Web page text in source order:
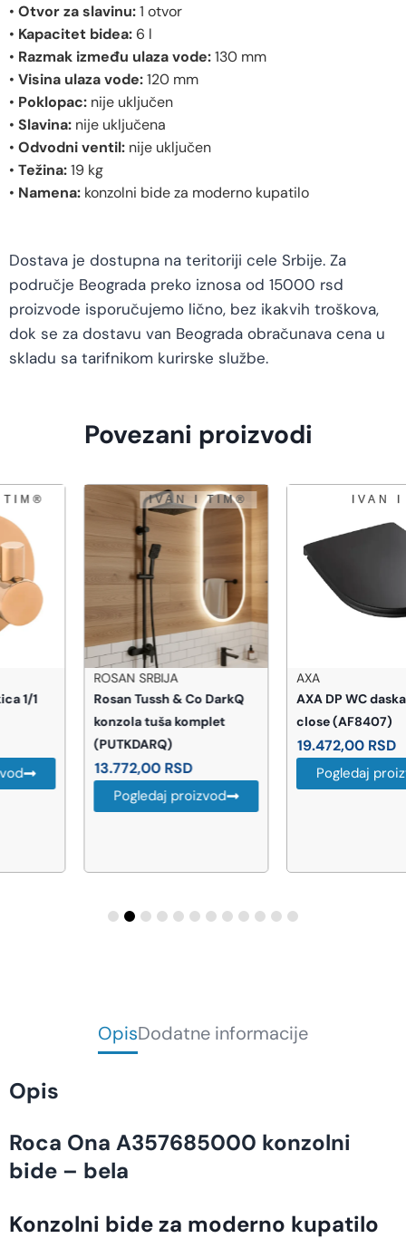
• Otvor za slavinu:1 otvor
• Kapacitet bidea: 6 l
• Razmak između ulaza vode:130 mm
• Visina ulaza vode:120 mm
• Poklopac: nije uključen
• Slavina: nije uključena
• Odvodni ventil: nije uključen
• Težina:19 kg
• Namena: konzolni bide za moderno kupatilo
Dostava je dostupna na teritoriji cele Srbije. Za
područje Beograda preko iznosa od 15000 rsd
proizvode isporučujemo lično, bez ikakvih troškova,
dok se za dostavu van Beograda obračunava cena u
skladu sa tarifnikom kurirske službe.
Povezani proizvodi
ROSAN SRBIJA
Rosan Tussh & Co DarkQ
konzola tuša komplet
(PUTKDARQ)
13.772,00 RSD
Pogledaj proizvod
AXA DP WC daska soft
close (AF8407)
RSD
Pogledaj proizvod
OpisDodatne informacije
Opis
Roca Ona A357685000 konzolni
bide – bela
Konzolni bide za moderno kupatilo